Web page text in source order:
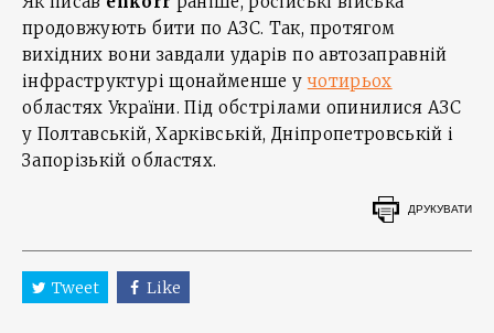
продовжують бити по АЗС. Так, протягом
вихідних вони завдали ударів по автозаправній
інфраструктурі щонайменше учотирьох
областях України. Під обстрілами опинилися АЗС
у Полтавській, Харківській, Дніпропетровській і
Запорізькій областях.
ДРУКУВАТИ
Tweet Like